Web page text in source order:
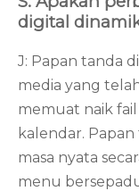
digital
J: Papan tanda
media yang
memuat naik
kalendar.
masa nyata
menu